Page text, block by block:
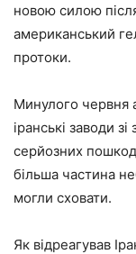
новою силою
американський
протоки.
Минулого червня
іранські заводи
серйозних
більша частина
могли сховати.
Як відреагував